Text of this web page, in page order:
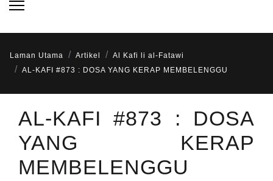
Laman Utama Artikel
Al Kafi li al-Fatawi
AL-KAFI #873 : DOSA YANG KERAP MEMBELENGGU
AL-KAFI #873 : DOSA
YANG KERAP
MEMBELENGGU